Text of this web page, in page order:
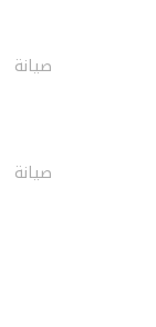
صيانة
صيانة